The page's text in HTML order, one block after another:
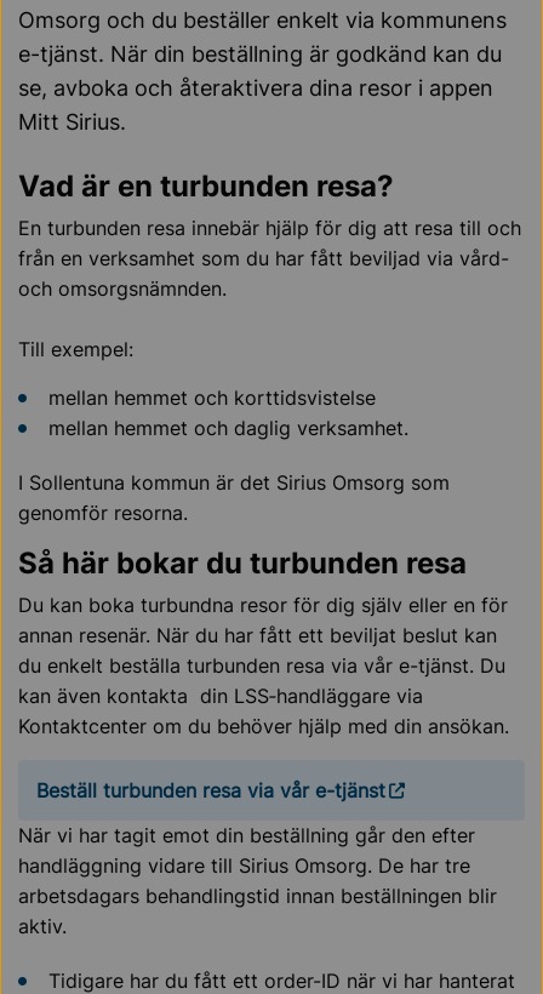
Omsorg och du beställer enkelt via kommunens
e-tjänst. När din beställning är godkänd kan du
se, avboka och återaktivera dina resor i appen
Mitt Sirius.
Vad är en turbunden resa?
En turbunden resa innebär hjälp för dig att resa till och
från en verksamhet som du har fått beviljad via vård-
och omsorgsnämnden.
Till exempel:
mellan hemmet och korttidsvistelse
mellan hemmet och daglig verksamhet.
I Sollentuna kommun är det Sirius Omsorg som
genomför resorna.
Så här bokar du turbunden resa
Du kan boka turbundna resor för dig själv eller en för
annan resenär. När du har fått ett beviljat beslut kan
du enkelt beställa turbunden resa via vår e-tjänst. Du
kan även kontakta din LSS‑handläggare via
Kontaktcenter om du behöver hjälp med din ansökan.
Beställ turbunden resa via vår e-tjänst
När vi har tagit emot din beställning går den efter
handläggning vidare till Sirius Omsorg. De har tre
arbetsdagars behandlingstid innan beställningen blir
aktiv.
Tidigare har du fått ett order-ID när vi har hanterat